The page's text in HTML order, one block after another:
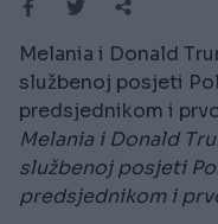
Melania i Donald
službenoj posjeti
predsjednikom i
Melania i Donald
službenoj posjeti
predsjednikom i